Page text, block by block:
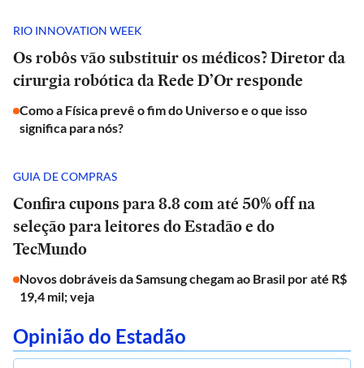
RIO INNOVATION WEEK
Os robôs vão substituir os médicos? Diretor da
cirurgia robótica da Rede D’Or responde
Como a Física prevê o fim do Universo e o que isso
significa para nós?
GUIA DE COMPRAS
Confira cupons para 8.8 com até 50% off na
seleção para leitores do Estadão e do
TecMundo
Novos dobráveis da Samsung chegam ao Brasil por até R$
19,4 mil; veja
Opinião do Estadão